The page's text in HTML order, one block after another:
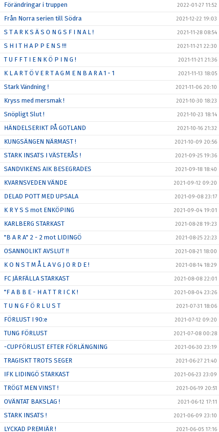
Förändringar i truppen 2022-01-27 11:52
Från Norra serien till Södra 2021-12-22 19:03
S T A R K S Ä S O N G S F I N A L ! 2021-11-28 08:54
S H I T H A P P E N S !!! 2021-11-21 22:30
T U F F T I E N K Ö P I N G ! 2021-11-21 21:36
K L A R T Ö V E R T A G M E N B A R A 1 - 1 2021-11-13 18:05
Stark Vändning ! 2021-11-06 20:10
Kryss med mersmak ! 2021-10-30 18:23
Snöpligt Slut ! 2021-10-23 18:14
HÄNDELSERIKT PÅ GOTLAND 2021-10-16 21:32
KUNGSÄNGEN NÄRMAST ! 2021-10-09 20:56
STARK INSATS I VÄSTERÅS ! 2021-09-25 19:36
SANDVIKENS AIK BESEGRADES 2021-09-18 18:40
KVARNSVEDEN VÄNDE 2021-09-12 09:20
DELAD POTT MED UPSALA 2021-09-08 23:17
K R Y S S mot ENKÖPING 2021-09-04 19:01
KARLBERG STARKAST 2021-08-28 19:23
"B A R A" 2 - 2 mot LIDINGÖ 2021-08-25 22:23
OSANNOLIKT AVSLUT !! 2021-08-21 18:00
K O N S T M Å L A V G J O R D E ! 2021-08-14 18:29
FC JÄRFÄLLA STARKAST 2021-08-08 22:01
"F A B B E - H A T T R I C K ! 2021-08-04 23:26
T U N G F Ö R L U S T 2021-07-31 18:06
FÖRLUST I 90:e 2021-07-12 09:20
TUNG FÖRLUST 2021-07-08 00:28
-CUPFÖRLUST EFTER FÖRLÄNGNING 2021-06-30 23:19
TRAGISKT TROTS SEGER 2021-06-27 21:40
IFK LIDINGÖ STARKAST 2021-06-23 23:09
TRÖGT MEN VINST ! 2021-06-19 20:51
OVÄNTAT BAKSLAG ! 2021-06-12 17:11
STARK INSATS ! 2021-06-09 23:10
LYCKAD PREMIÄR ! 2021-06-05 17:16